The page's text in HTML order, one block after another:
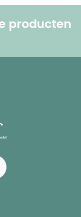
producten